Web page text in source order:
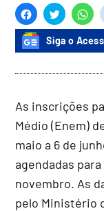
Siga o
As inscrições
Médio (Enem)
maio a 6 de
agendadas
novembro. As
pelo Ministério